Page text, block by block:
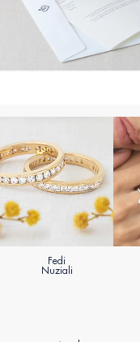
Fedi
Nuziali